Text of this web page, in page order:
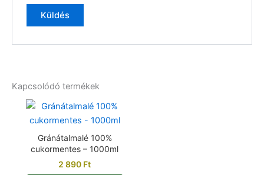
Kapcsolódó termékek
Gránátalmalé 100%
cukormentes – 1000ml
2 890 Ft